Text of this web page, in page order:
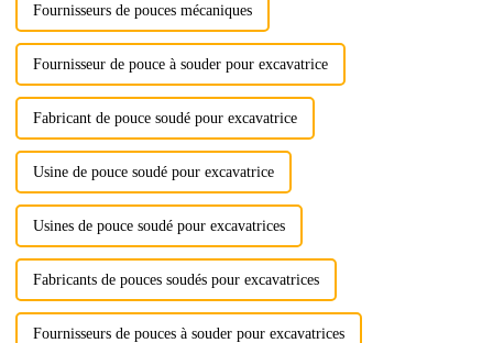
Fournisseurs de pouces mécaniques
Fournisseur de pouce à souder pour excavatrice
Fabricant de pouce soudé pour excavatrice
Usine de pouce soudé pour excavatrice
Usines de pouce soudé pour excavatrices
Fabricants de pouces soudés pour excavatrices
Fournisseurs de pouces à souder pour excavatrices